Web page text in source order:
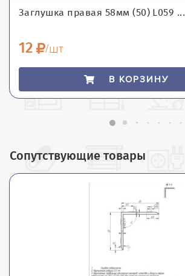
Заглушка правая 58мм (50) L059 ...
12 /шт
В КОРЗИНУ
Сопутствующие товары